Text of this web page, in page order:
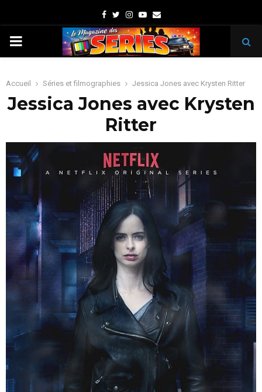
Facebook
TwitterInstagram
Youtube
Email
PRIMARY
Accueil Séries et filmographies Jessica Jones avec Krysten Ritter
Jessica Jones avec Krysten
Ritter